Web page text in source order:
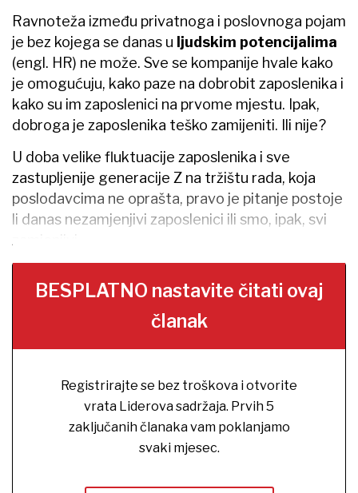
Ravnoteža između privatnoga i poslovnoga pojam
je bez kojega se danas u ljudskim potencijalima
(engl. HR) ne može. Sve se kompanije hvale kako
je omogućuju, kako paze na dobrobit zaposlenika i
kako su im zaposlenici na prvome mjestu. Ipak,
dobroga je zaposlenika teško zamijeniti. Ili nije?
U doba velike fluktuacije zaposlenika i sve
zastupljenije generacije Z na tržištu rada, koja
poslodavcima ne oprašta, pravo je pitanje postoje
li danas nezamjenjivi zaposlenici ili smo, ipak, svi
zamjenjivi.
BESPLATNO nastavite čitati ovaj
članak
Registrirajte se bez troškova i otvorite
vrata Liderova sadržaja. Prvih 5
zaključanih članaka vam poklanjamo
svaki mjesec.